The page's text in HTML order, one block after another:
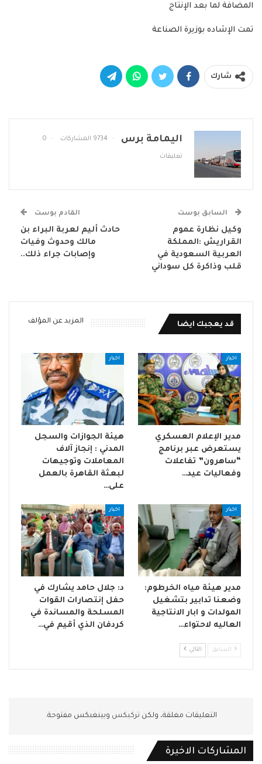
المضافة لما بعد الإنتاج
تمت الإشاده بوزيرة الصناعة
شارك
اليمامة برس 9734 المشاركات 0
تعليقات
السابق بوست
وكيل نظارة عموم
القراريش :المملكة
العربية السعودية في
قلب وذاكرة كل سوداني
القادم بوست
حادث أليم لعربة البراء بن
مالك وحدوث وفيات
وإصابات جراء ذلك..
قد يعجبك ايضا المزيد عن المؤلف
اخبار
مدير الإعلام العسكري
يستعرض عبر برنامج
“ساهرون” تفاعلات
وفعاليات عيد…
اخبار
هيئة الجوازات والسجل
المدني : إنجاز آلاف
المعاملات وتوجيهات
لبعثة القاهرة بالعمل
على…
اخبار
مدير هيئة مياه الخرطوم:
وضعنا تدابير بتشغيل
المولدات و ابار الانتاجية
العاليه لاحتواء…
اخبار
د: جلال حامد يشارك في
حفل إنتصارات القوات
المسلحة والمساندة في
كردفان الذي أقيم في…
السابق التالي
التعليقات مغلقة، ولكن تركبكس وبينغبكس مفتوحة.
المشاركات الاخيرة